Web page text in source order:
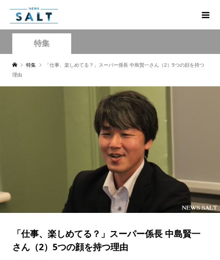
特集
特集
「仕事、楽しめてる？」スーパー係長 中島賢一さん（2）5つの顔を持つ
理由
「仕事、楽しめてる？」スーパー係長 中島賢一
さん（2）5つの顔を持つ理由